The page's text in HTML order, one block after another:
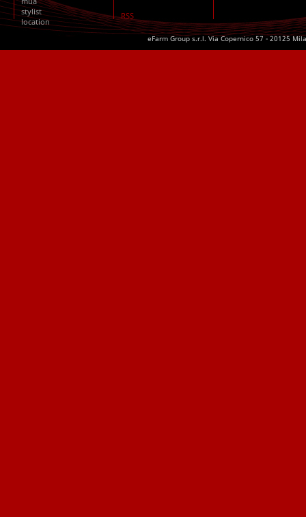
stylist
location
RSS
eFarm Group s.r.l. Via Copernico 57 - 20125